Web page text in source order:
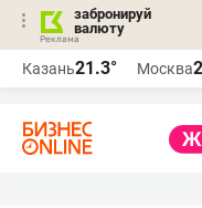
забронируй
валюту
Казань21.3° Москва